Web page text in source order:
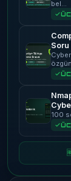
bel…
Soru
100